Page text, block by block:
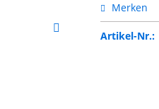
Merken
Artikel-Nr.: